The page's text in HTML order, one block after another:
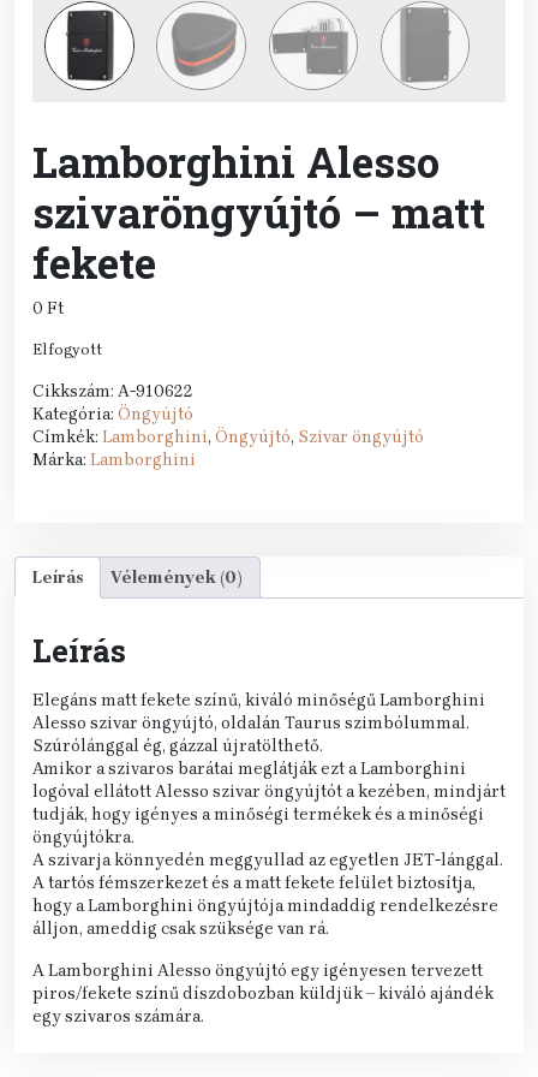
Lamborghini Alesso
szivaröngyújtó – matt
fekete
0 Ft
Elfogyott
Cikkszám: A-910622
Kategória: Öngyújtó
Címkék: Lamborghini, Öngyújtó, Szivar öngyújtó
Márka: Lamborghini
Leírás Vélemények (0)
Leírás
Elegáns matt fekete színű, kiváló minőségű Lamborghini
Alesso szivar öngyújtó, oldalán Taurus szimbólummal.
Szúrólánggal ég, gázzal újratölthető.
Amikor a szivaros barátai meglátják ezt a Lamborghini
logóval ellátott Alesso szivar öngyújtót a kezében, mindjárt
tudják, hogy igényes a minőségi termékek és a minőségi
öngyújtókra.
A szivarja könnyedén meggyullad az egyetlen JET-lánggal.
A tartós fémszerkezet és a matt fekete felület biztosítja,
hogy a Lamborghini öngyújtója mindaddig rendelkezésre
álljon, ameddig csak szüksége van rá.
A Lamborghini Alesso öngyújtó egy igényesen tervezett
piros/fekete színű díszdobozban küldjük – kiváló ajándék
egy szivaros számára.